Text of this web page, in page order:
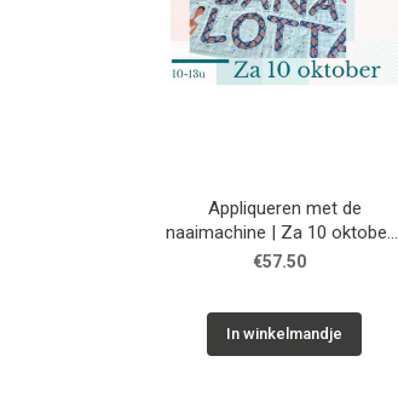
Appliqueren met de
naaimachine | Za 10 oktober |
Workshop
€57.50
In winkelmandje